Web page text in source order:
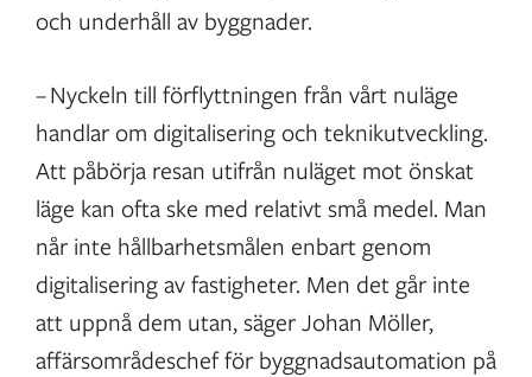
och underhåll av byggnader.
– Nyckeln till förflyttningen från vårt nuläge
handlar om digitalisering och teknikutveckling.
Att påbörja resan utifrån nuläget mot önskat
läge kan ofta ske med relativt små medel. Man
når inte hållbarhetsmålen enbart genom
digitalisering av fastigheter. Men det går inte
att uppnå dem utan, säger Johan Möller,
affärsområdeschef för byggnadsautomation på